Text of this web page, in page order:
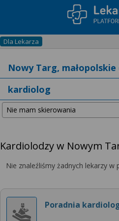
Dla Lekarza
Kardiolodzy w Nowym
Nie znaleźliśmy żadnych lekarzy w
Poradnia